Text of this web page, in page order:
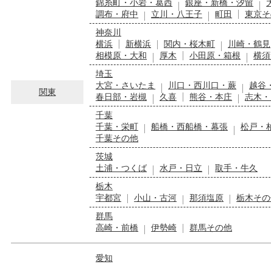
関東
錦糸町・小岩・葛西
銀座・新橋・汐留
調布・府中
立川・八王子 町田
東京
神奈川
横浜
新横浜 関内・桜木町 川崎・鶴見
相模原・大和
厚木 小田原・箱根
横
埼玉
大宮・さいたま
川口・西川口・蕨 越谷
春日部・岩槻
久喜 熊谷・本庄
志木
千葉
千葉・栄町
船橋・西船橋・幕張 松戸・
千葉その他
茨城
土浦・つくば
水戸・日立
取手・牛久
栃木
宇都宮
小山・古河 那須塩原
栃木そ
群馬
高崎・前橋
伊勢崎 群馬その他
愛知